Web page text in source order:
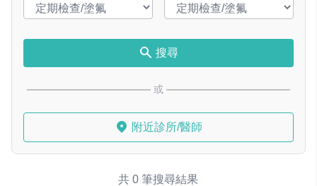
搜尋
或
附近診所/醫師
共 0 筆搜尋結果